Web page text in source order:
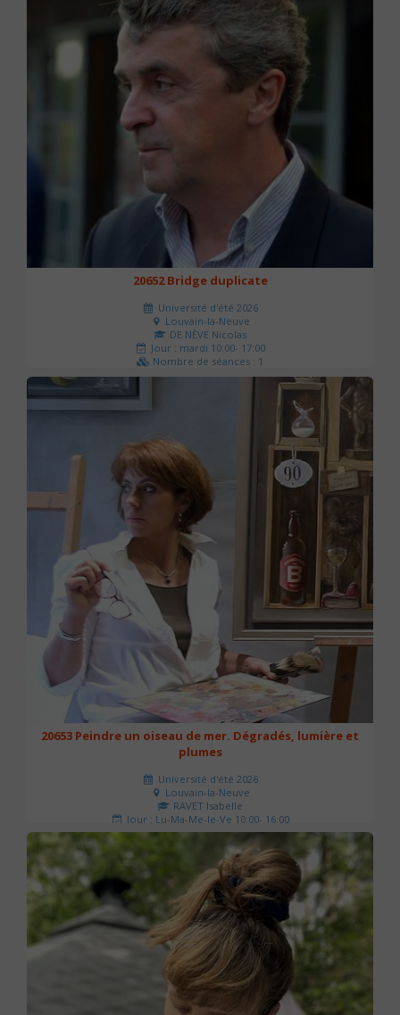
20652 Bridge duplicate
Université d'été 2026
Louvain-la-Neuve
DE NÈVE Nicolas
Jour : mardi 10:00- 17:00
Nombre de séances : 1
50 €
20653 Peindre un oiseau de mer. Dégradés, lumière et
plumes
Université d'été 2026
Louvain-la-Neuve
RAVET Isabelle
Jour : Lu-Ma-Me-Je-Ve 10:00- 16:00
Nombre de séances : 2